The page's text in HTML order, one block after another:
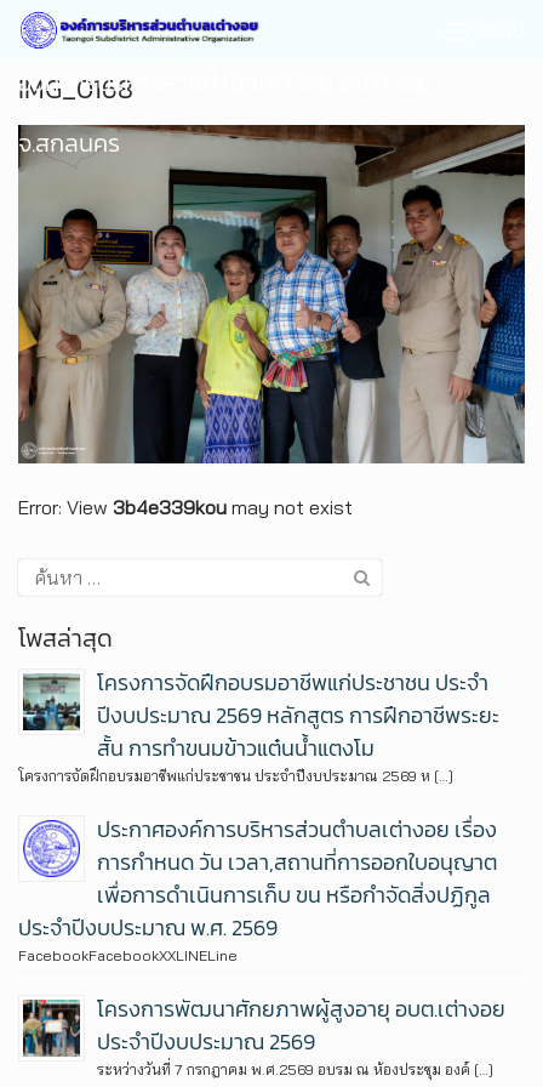
องค์การบริหารส่วนตำบลเต่างอย อ.เต่างอย
จ.สกลนคร
IMG_0168
Error: View 3b4e339kou may not exist
โพสล่าสุด
โครงการจัดฝึกอบรมอาชีพแก่ประชาชน ประจำ
ปีงบประมาณ 2569 หลักสูตร การฝึกอาชีพระยะ
สั้น การทำขนมข้าวแต๋นน้ำแตงโม
โครงการจัดฝึกอบรมอาชีพแก่ประชาชน ประจำปีงบประมาณ 2569 ห […]
ประกาศองค์การบริหารส่วนตำบลเต่างอย เรื่อง
การกำหนด วัน เวลา,สถานที่การออกใบอนุญาต
เพื่อการดำเนินการเก็บ ขน หรือกำจัดสิ่งปฏิกูล
ประจำปีงบประมาณ พ.ศ. 2569
FacebookFacebookXXLINELine
โครงการพัฒนาศักยภาพผู้สูงอายุ อบต.เต่างอย
ประจำปีงบประมาณ 2569
ระหว่างวันที่ 7 กรกฎาคม พ.ศ.2569 อบรม ณ ห้องประชุม องค์ […]